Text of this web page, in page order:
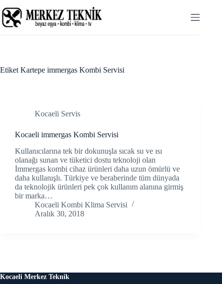
to
content
Etiket Kartepe immergas Kombi Servisi
Kocaeli Servis
Kocaeli immergas Kombi Servisi
Kullanıcılarına tek bir dokunuşla sıcak su ve ısı
olanağı sunan ve tüketici dostu teknoloji olan
İmmergas kombi cihaz ürünleri daha uzun ömürlü ve
daha kullanışlı. Türkiye ve beraberinde tüm dünyada
da teknolojik ürünleri pek çok kullanım alanına girmiş
bir marka…
Kocaeli Kombi Klima Servisi
Aralık 30, 2018
Kocaeli Merkez Teknik